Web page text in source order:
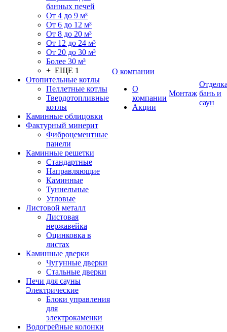
банных печей
От 4 до 9 м³
От 6 до 12 м³
От 8 до 20 м³
От 12 до 24 м³
От 20 до 30 м³
Более 30 м³
+ ЕЩЕ 1
Отопительные котлы
Пеллетные котлы
Твердотопливные
котлы
Каминные облицовки
Фактурный минерит
Фиброцементные
панели
Каминные решетки
Стандартные
Направляющие
Каминные
Туннельные
Угловые
Листовой металл
Листовая
нержавейка
Оцинковка в
листах
Каминные дверки
Чугунные дверки
Стальные дверки
Печи для сауны
Электрические
Блоки управления
для
электрокаменки
Водогрейные колонки
О компании
О
компании
Акции
Монтаж бань и
саун